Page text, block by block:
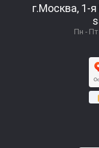
г.Москва, 1-
Пн -